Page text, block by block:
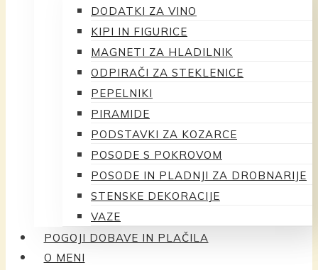
DODATKI ZA VINO
KIPI IN FIGURICE
MAGNETI ZA HLADILNIK
ODPIRAČI ZA STEKLENICE
PEPELNIKI
PIRAMIDE
PODSTAVKI ZA KOZARCE
POSODE S POKROVOM
POSODE IN PLADNJI ZA DROBNARIJE
STENSKE DEKORACIJE
VAZE
POGOJI DOBAVE IN PLAČILA
O MENI